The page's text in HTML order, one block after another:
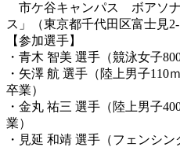
市ケ谷キャンパス ボアソナ
ス」（東京都千代田区富士見2-
【参加選手】
・青木 智美 選手（競泳女子
・矢澤 航 選手（陸上男子
卒業）
・金丸 祐三 選手（陸上男子
業）
・見延 和靖 選手（フェンシ